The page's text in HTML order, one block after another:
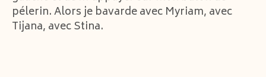
pélerin. Alors je bavarde avec Myriam, avec
Tijana, avec Stina.